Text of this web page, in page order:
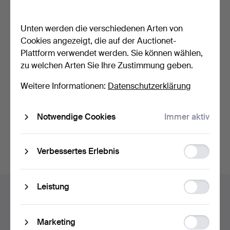
ANHÄNGER,
254 USD
Suche speichern
Auktionsarchiv
Auktionen.
Unten werden die verschiedenen Arten von
Cookies angezeigt, die auf der Auctionet-
Plattform verwendet werden. Sie können wählen,
zu welchen Arten Sie Ihre Zustimmung geben.
Weitere Informationen: Datenschutzerklärung
Notwendige Cookies Immer aktiv
Verbessertes Erlebnis
storage
Leistung
storage
Marketing
Ad